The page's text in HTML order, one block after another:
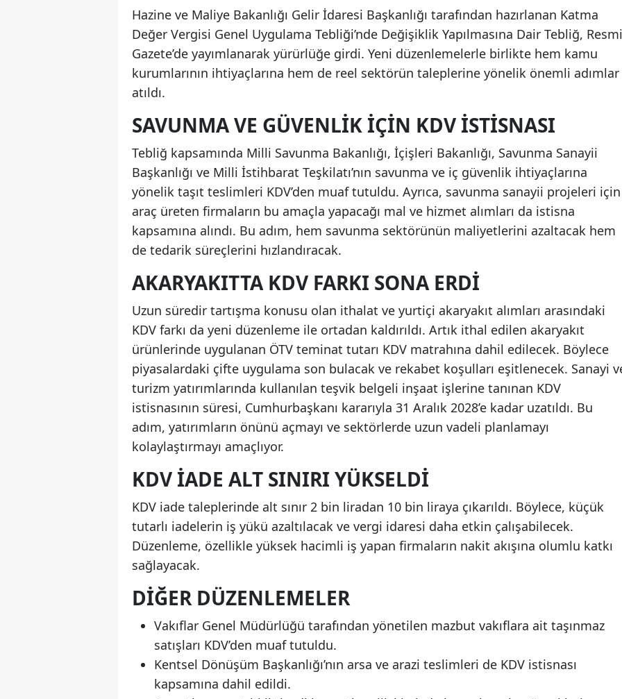
Hazine ve Maliye Bakanlığı Gelir İdaresi Başkanlığı tarafından hazırlanan Katma
Değer Vergisi Genel Uygulama Tebliği’nde Değişiklik Yapılmasına Dair Tebliğ, Resmi
Gazete’de yayımlanarak yürürlüğe girdi. Yeni düzenlemelerle birlikte hem kamu
kurumlarının ihtiyaçlarına hem de reel sektörün taleplerine yönelik önemli adımlar
atıldı.
SAVUNMA VE GÜVENLIK İÇIN KDV İSTISNASI
Tebliğ kapsamında Milli Savunma Bakanlığı, İçişleri Bakanlığı, Savunma Sanayii
Başkanlığı ve Milli İstihbarat Teşkilatı’nın savunma ve iç güvenlik ihtiyaçlarına
yönelik taşıt teslimleri KDV’den muaf tutuldu. Ayrıca, savunma sanayii projeleri için
araç üreten firmaların bu amaçla yapacağı mal ve hizmet alımları da istisna
kapsamına alındı. Bu adım, hem savunma sektörünün maliyetlerini azaltacak hem
de tedarik süreçlerini hızlandıracak.
AKARYAKITTA KDV FARKI SONA ERDI
Uzun süredir tartışma konusu olan ithalat ve yurtiçi akaryakıt alımları arasındaki
KDV farkı da yeni düzenleme ile ortadan kaldırıldı. Artık ithal edilen akaryakıt
ürünlerinde uygulanan ÖTV teminat tutarı KDV matrahına dahil edilecek. Böylece
piyasalardaki çifte uygulama son bulacak ve rekabet koşulları eşitlenecek. Sanayi
turizm yatırımlarında kullanılan teşvik belgeli inşaat işlerine tanınan KDV
istisnasının süresi, Cumhurbaşkanı kararıyla 31 Aralık 2028’e kadar uzatıldı. Bu
adım, yatırımların önünü açmayı ve sektörlerde uzun vadeli planlamayı
kolaylaştırmayı amaçlıyor.
KDV İADE ALT SINIRI YÜKSELDI
KDV iade taleplerinde alt sınır 2 bin liradan 10 bin liraya çıkarıldı. Böylece, küçük
tutarlı iadelerin iş yükü azaltılacak ve vergi idaresi daha etkin çalışabilecek.
Düzenleme, özellikle yüksek hacimli iş yapan firmaların nakit akışına olumlu katkı
sağlayacak.
DIĞER DÜZENLEMELER
Vakıflar Genel Müdürlüğü tarafından yönetilen mazbut vakıflara ait taşınmaz
satışları KDV’den muaf tutuldu.
Kentsel Dönüşüm Başkanlığı’nın arsa ve arazi teslimleri de KDV istisnası
kapsamına dahil edildi.